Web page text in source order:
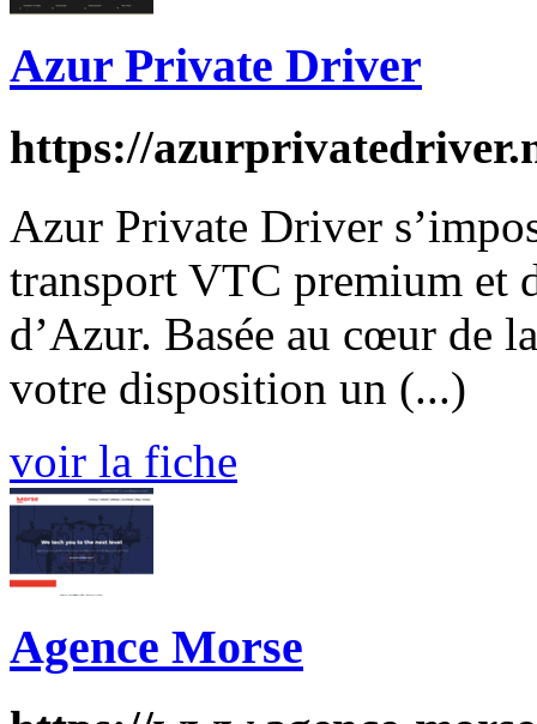
Azur Private Driver
https://
Azur Private Driver
transport VTC premium et
d’Azur. Basée au cœur de
votre disposition un (...)
voir la fiche
Agence Morse